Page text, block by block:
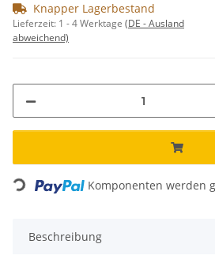
Knapper Lagerbestand
Lieferzeit: 1 - 4 Werktage (DE - Ausland
abweichend)
Loading... Komponenten werden
Beschreibung